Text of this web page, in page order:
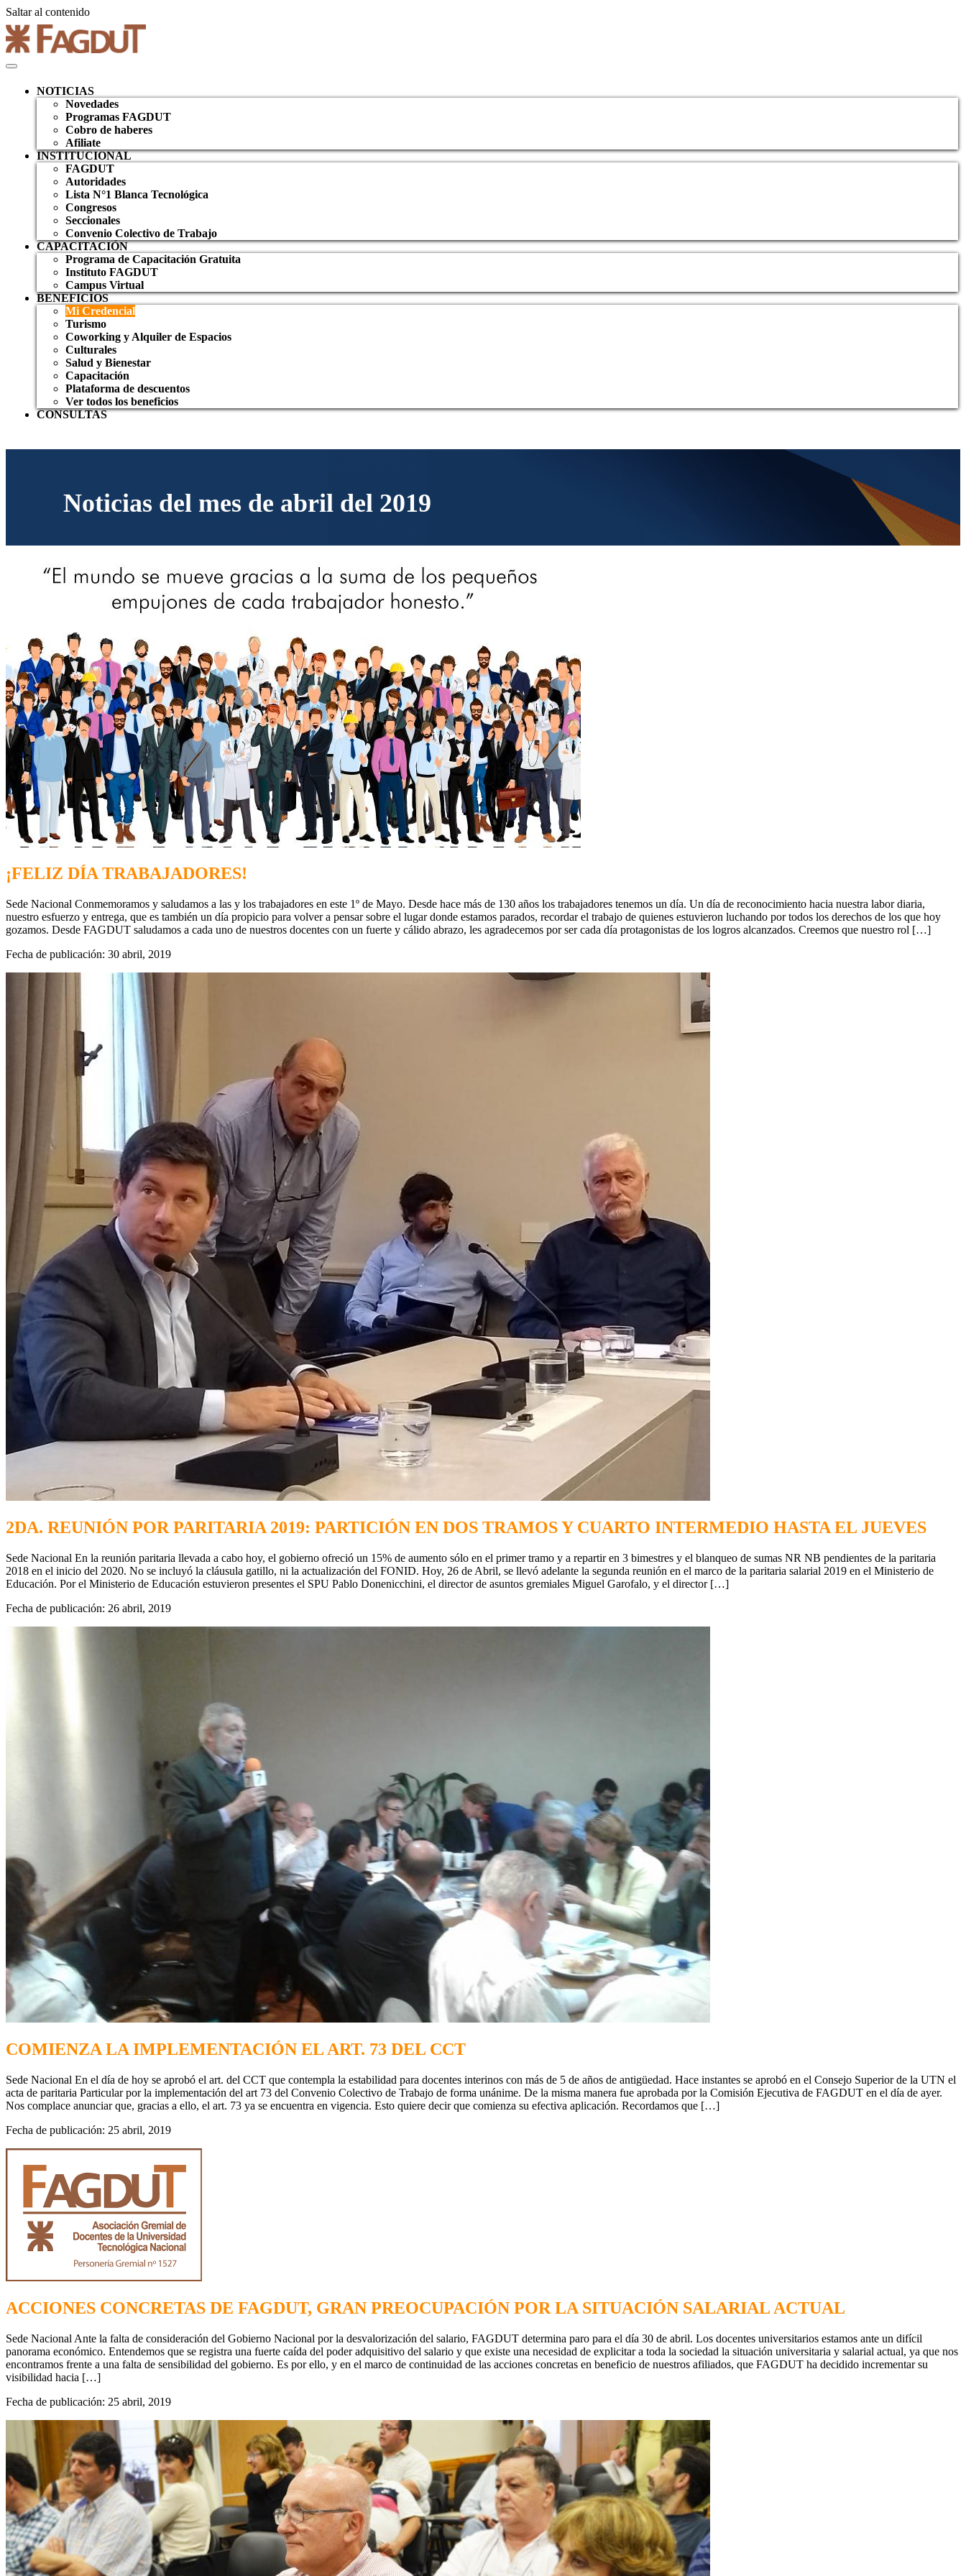
Saltar al contenido
NOTICIAS
Novedades
Programas FAGDUT
Cobro de haberes
Afiliate
INSTITUCIONAL
FAGDUT
Autoridades
Lista N°1 Blanca Tecnológica
Congresos
Seccionales
Convenio Colectivo de Trabajo
CAPACITACIÓN
Programa de Capacitación Gratuita
Instituto FAGDUT
Campus Virtual
BENEFICIOS
Mi Credencial
Turismo
Coworking y Alquiler de Espacios
Culturales
Salud y Bienestar
Capacitación
Plataforma de descuentos
Ver todos los beneficios
CONSULTAS
Noticias del mes de abril del 2019
¡FELIZ DÍA TRABAJADORES!
Sede Nacional Conmemoramos y saludamos a las y los trabajadores en este 1º de Mayo. Desde hace más de 130 años los trabajadores tenemos un día. Un día de reconocimiento hacia nuestra labor diaria,
nuestro esfuerzo y entrega, que es también un día propicio para volver a pensar sobre el lugar donde estamos parados, recordar el trabajo de quienes estuvieron luchando por todos los derechos de los que hoy
gozamos. Desde FAGDUT saludamos a cada uno de nuestros docentes con un fuerte y cálido abrazo, les agradecemos por ser cada día protagonistas de los logros alcanzados. Creemos que nuestro rol […]
Fecha de publicación: 30 abril, 2019
2DA. REUNIÓN POR PARITARIA 2019: PARTICIÓN EN DOS TRAMOS Y CUARTO INTERMEDIO HASTA EL JUEVES
Sede Nacional En la reunión paritaria llevada a cabo hoy, el gobierno ofreció un 15% de aumento sólo en el primer tramo y a repartir en 3 bimestres y el blanqueo de sumas NR NB pendientes de la paritaria
2018 en el inicio del 2020. No se incluyó la cláusula gatillo, ni la actualización del FONID. Hoy, 26 de Abril, se llevó adelante la segunda reunión en el marco de la paritaria salarial 2019 en el Ministerio de
Educación. Por el Ministerio de Educación estuvieron presentes el SPU Pablo Donenicchini, el director de asuntos gremiales Miguel Garofalo, y el director […]
Fecha de publicación: 26 abril, 2019
COMIENZA LA IMPLEMENTACIÓN EL ART. 73 DEL CCT
Sede Nacional En el día de hoy se aprobó el art. del CCT que contempla la estabilidad para docentes interinos con más de 5 de años de antigüedad. Hace instantes se aprobó en el Consejo Superior de la UTN el
acta de paritaria Particular por la implementación del art 73 del Convenio Colectivo de Trabajo de forma unánime. De la misma manera fue aprobada por la Comisión Ejecutiva de FAGDUT en el día de ayer.
Nos complace anunciar que, gracias a ello, el art. 73 ya se encuentra en vigencia. Esto quiere decir que comienza su efectiva aplicación. Recordamos que […]
Fecha de publicación: 25 abril, 2019
ACCIONES CONCRETAS DE FAGDUT, GRAN PREOCUPACIÓN POR LA SITUACIÓN SALARIAL ACTUAL
Sede Nacional Ante la falta de consideración del Gobierno Nacional por la desvalorización del salario, FAGDUT determina paro para el día 30 de abril. Los docentes universitarios estamos ante un difícil
panorama económico. Entendemos que se registra una fuerte caída del poder adquisitivo del salario y que existe una necesidad de explicitar a toda la sociedad la situación universitaria y salarial actual, ya que nos
encontramos frente a una falta de sensibilidad del gobierno. Es por ello, y en el marco de continuidad de las acciones concretas en beneficio de nuestros afiliados, que FAGDUT ha decidido incrementar su
visibilidad hacia […]
Fecha de publicación: 25 abril, 2019